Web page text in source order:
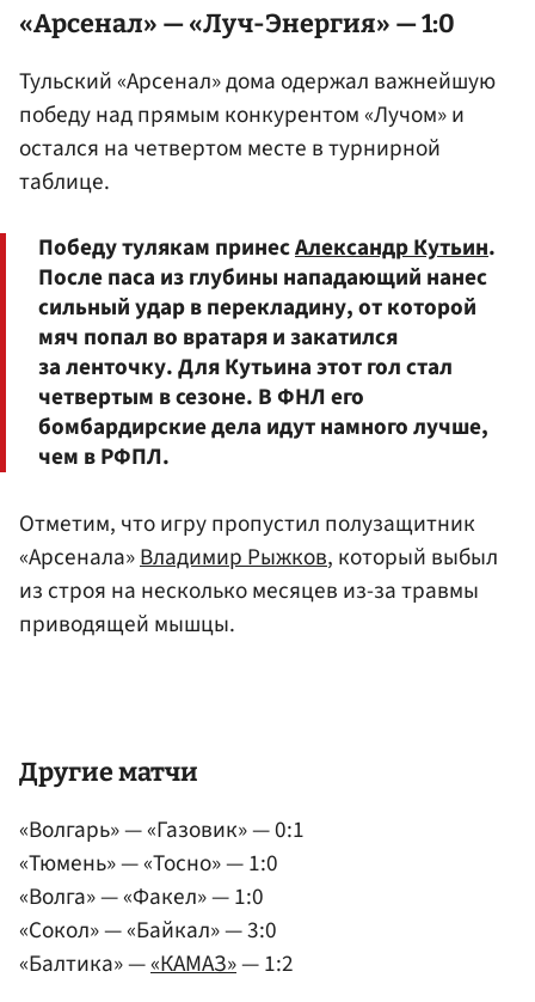
«Арсенал» — «Луч-Энергия» — 1:0
Тульский «Арсенал» дома одержал важнейшую
победу над прямым конкурентом «Лучом» и
остался на четвертом месте в турнирной
таблице.
Победу тулякам принесАлександр Кутьин.
После паса из глубины нападающий нанес
сильный удар в перекладину, от которой
мяч попал во вратаря и закатился
за ленточку. Для Кутьина этот гол стал
четвертым в сезоне. В ФНЛ его
бомбардирские дела идут намного лучше,
чем в РФПЛ.
Отметим, что игру пропустил полузащитник
«Арсенала»Владимир Рыжков, который выбыл
из строя на несколько месяцев из-за травмы
приводящей мышцы.
Другие матчи
«Волгарь» — «Газовик» — 0:1
«Тюмень» — «Тосно» — 1:0
«Волга» — «Факел» — 1:0
«Сокол» — «Байкал» — 3:0
«Балтика» —«КАМАЗ»— 1:2